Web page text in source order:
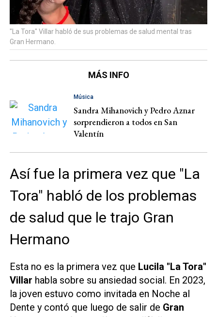
"La Tora" Villar habló de sus problemas de salud mental tras
Gran Hermano.
MÁS INFO
Música
Sandra Mihanovich y Pedro Aznar
sorprendieron a todos en San
Valentín
Así fue la primera vez que "La
Tora" habló de los problemas
de salud que le trajo Gran
Hermano
Esta no es la primera vez que Lucila "La Tora"
Villar habla sobre su ansiedad social. En 2023,
la joven estuvo como invitada en Noche al
Dente y contó que luego de salir de Gran